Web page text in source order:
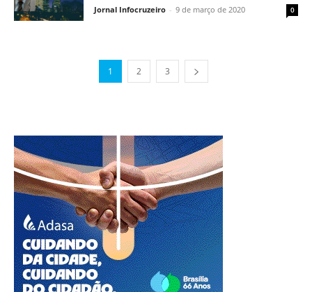
Jornal Infocruzeiro - 9 de março de 2020 0
1 2 3